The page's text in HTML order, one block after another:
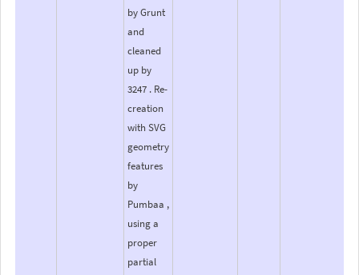
by Grunt
and
cleaned
up by
3247 . Re-
creation
with SVG
geometry
features
by
Pumbaa ,
using a
proper
partial